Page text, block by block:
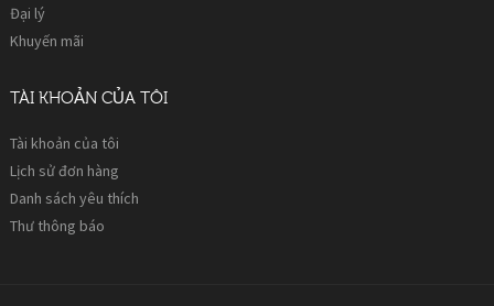
Đại lý
Khuyến mãi
TÀI KHOẢN CỦA TÔI
Tài khoản của tôi
Lịch sử đơn hàng
Danh sách yêu thích
Thư thông báo